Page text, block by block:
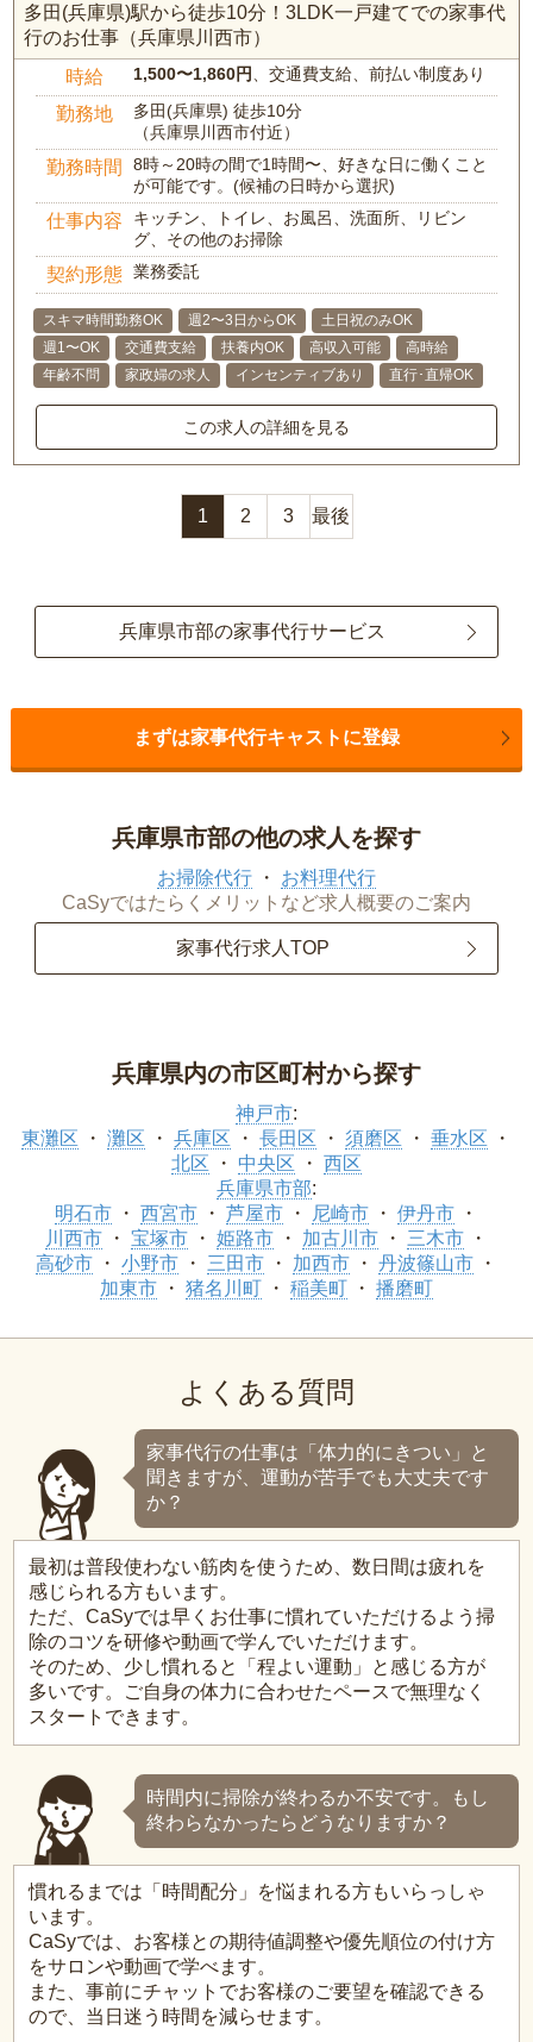
多田(兵庫県)駅から徒歩10分！3LDK一戸建てでの家事代
行のお仕事（兵庫県川西市）
時給 1,500〜1,860円 、交通費支給、前払い制度あり
勤務地
多田(兵庫県) 徒歩10分
（兵庫県川西市付近）
勤務時間
8時～20時の間で1時間〜、好きな日に働くこと
が可能です。(候補の日時から選択)
仕事内容
キッチン、トイレ、お風呂、洗面所、リビン
グ、その他のお掃除
契約形態 業務委託
スキマ時間勤務OK 週2〜3日からOK
土日祝のみOK
週1〜OK
交通費支給 扶養内OK 高収入可能
高時給
年齢不問
家政婦の求人 インセンティブあり 直行･直帰OK
この求人の詳細を見る
1 2 3 最後
兵庫県市部の家事代行サービス
まずは家事代行キャストに登録
兵庫県市部の他の求人を探す
お掃除代行
お料理代行
CaSyではたらくメリットなど求人概要のご案内
家事代行求人TOP
兵庫県内の市区町村から探す
神戸市:
東灘区
灘区 兵庫区 長田区 須磨区
垂水区
北区
中央区
西区
兵庫県市部:
明石市
西宮市 芦屋市 尼崎市
伊丹市
川西市
宝塚市 姫路市 加古川市
三木市
高砂市
小野市 三田市 加西市
丹波篠山市
加東市
猪名川町 稲美町 播磨町
よくある質問
家事代行の仕事は「体力的にきつい」と
聞きますが、運動が苦手でも大丈夫です
か？
最初は普段使わない筋肉を使うため、数日間は疲れを
感じられる方もいます。
ただ、CaSyでは早くお仕事に慣れていただけるよう掃
除のコツを研修や動画で学んでいただけます。
そのため、少し慣れると「程よい運動」と感じる方が
多いです。ご自身の体力に合わせたペースで無理なく
スタートできます。
時間内に掃除が終わるか不安です。もし
終わらなかったらどうなりますか？
慣れるまでは「時間配分」を悩まれる方もいらっしゃ
います。
CaSyでは、お客様との期待値調整や優先順位の付け方
をサロンや動画で学べます。
また、事前にチャットでお客様のご要望を確認できる
ので、当日迷う時間を減らせます。